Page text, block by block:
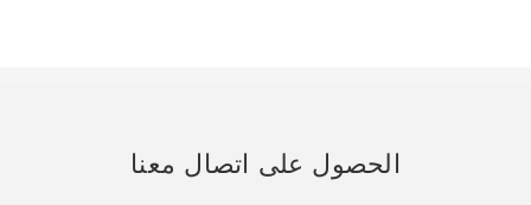
الحصول على اتصال معنا